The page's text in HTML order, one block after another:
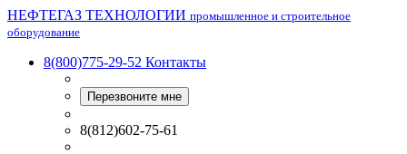
НЕФТЕГАЗ ТЕХНОЛОГИИ промышленное и строительное
оборудование
8(800)775-29-52 Контакты
Перезвоните мне
8(812)602-75-61